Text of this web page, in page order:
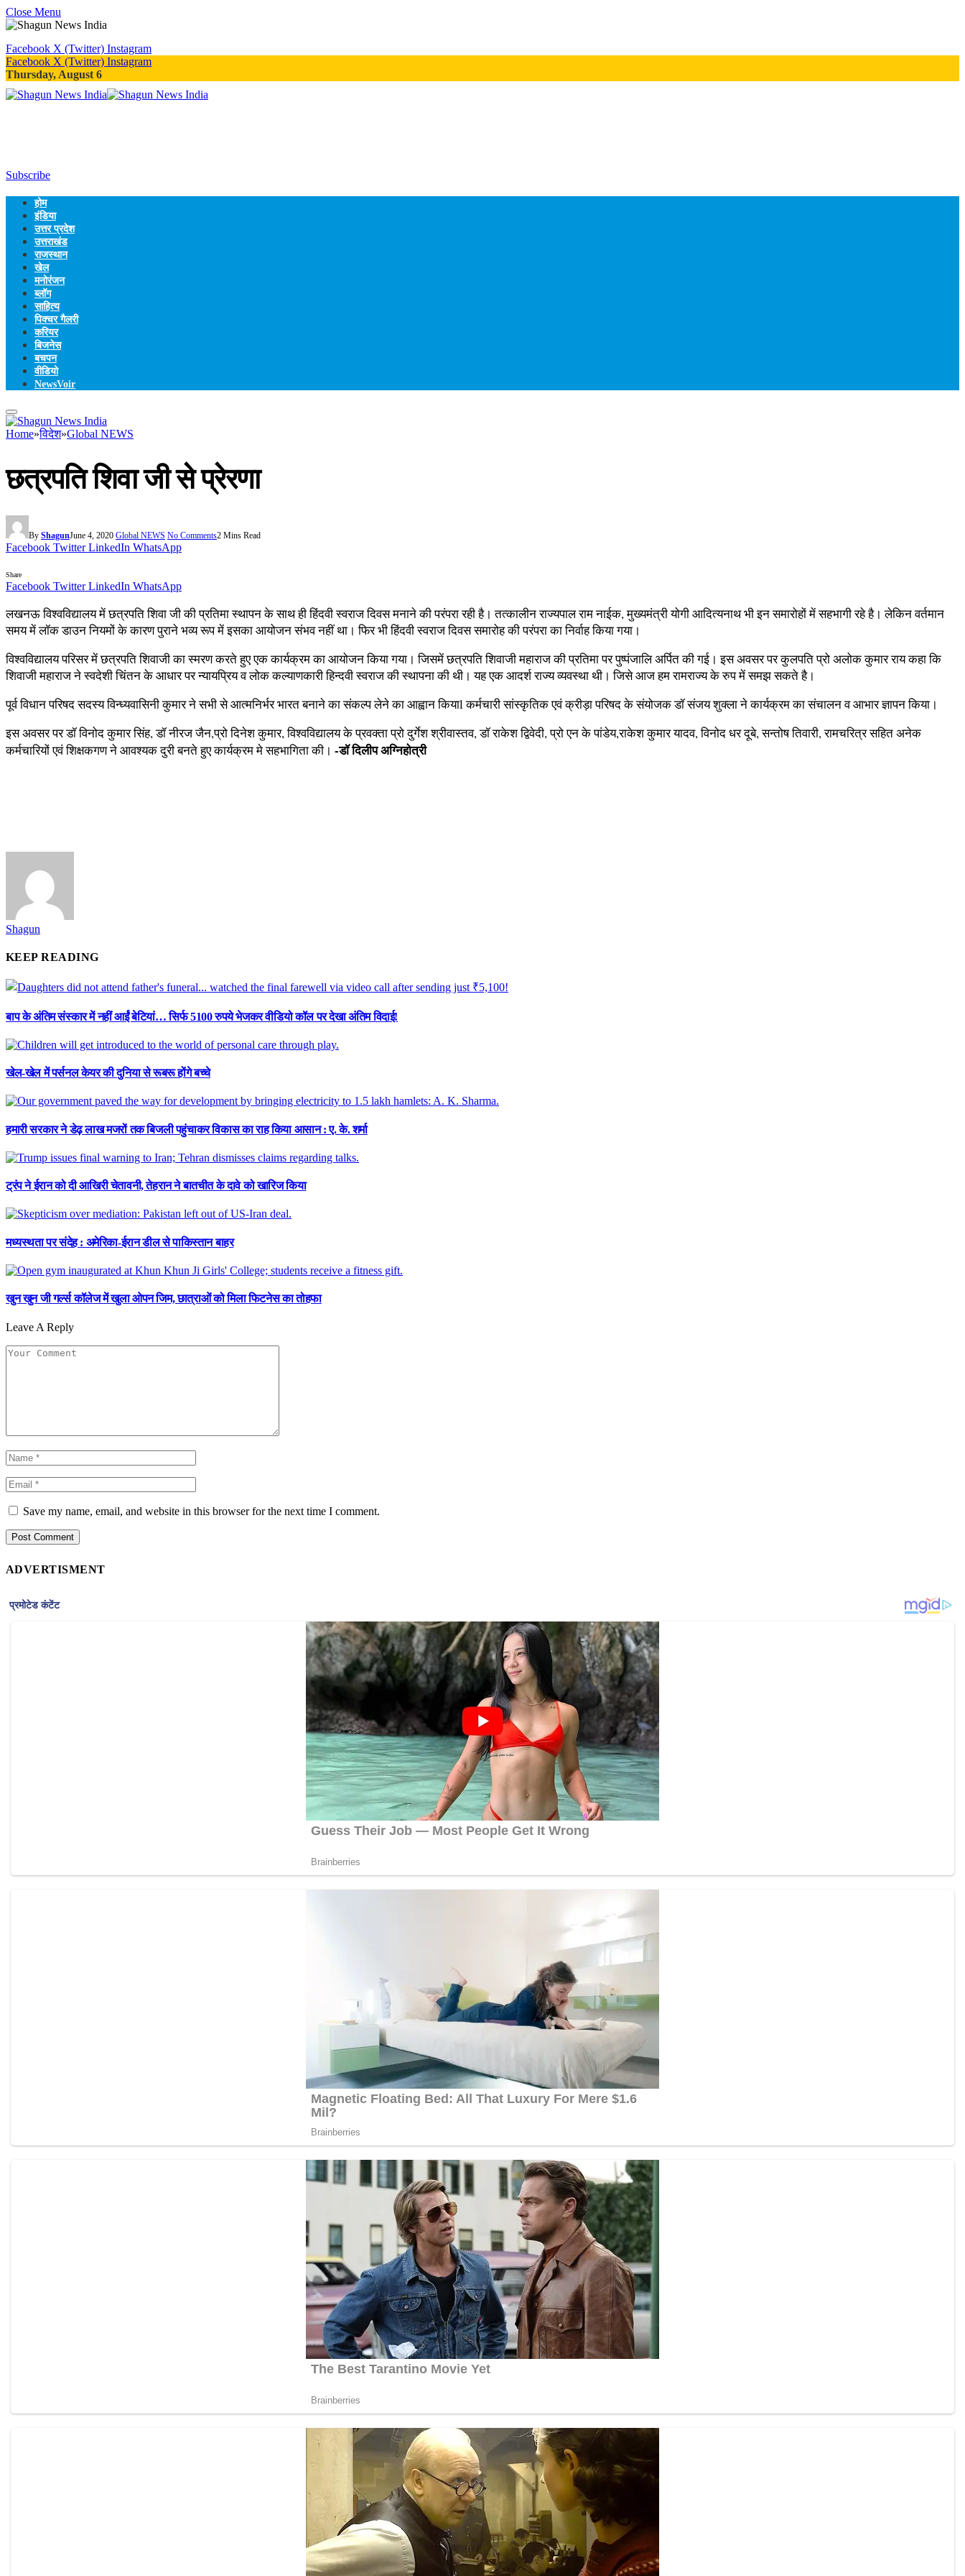
Close Menu
Facebook X (Twitter) Instagram
Facebook X (Twitter) Instagram
Thursday, August 6
Subscribe
होम
इंडिया
उत्तर प्रदेश
उत्तराखंड
राजस्थान
खेल
मनोरंजन
ब्लॉग
साहित्य
पिक्चर गैलरी
करियर
बिजनेस
बचपन
वीडियो
NewsVoir
Home»विदेश»Global NEWS
छत्रपति शिवा जी से प्रेरणा
By ShagunJune 4, 2020 Global NEWS No Comments2 Mins Read
Facebook Twitter LinkedIn WhatsApp
Share
Facebook Twitter LinkedIn WhatsApp
लखनऊ विश्वविद्यालय में छत्रपति शिवा जी की प्रतिमा स्थापन के साथ ही हिंदवी स्वराज दिवस मनाने की परंपरा रही है। तत्कालीन राज्यपाल राम नाईक, मुख्यमंत्री योगी आदित्यनाथ भी इन समारोहों में सहभागी रहे है। लेकिन वर्तमान
समय में लॉक डाउन नियमों के कारण पुराने भव्य रूप में इसका आयोजन संभव नहीं था। फिर भी हिंदवी स्वराज दिवस समारोह की परंपरा का निर्वाह किया गया।
विश्वविद्यालय परिसर में छत्रपति शिवाजी का स्मरण करते हुए एक कार्यक्रम का आयोजन किया गया। जिसमें छत्रपति शिवाजी महाराज की प्रतिमा पर पुष्पंजालि अर्पित की गई। इस अवसर पर कुलपति प्रो अलोक कुमार राय कहा कि
शिवाजी महाराज ने स्वदेशी चिंतन के आधार पर न्यायप्रिय व लोक कल्याणकारी हिन्दवी स्वराज की स्थापना की थी। यह एक आदर्श राज्य व्यवस्था थी। जिसे आज हम रामराज्य के रुप में समझ सकते है।
पूर्व विधान परिषद सदस्य विन्ध्यवासिनी कुमार ने सभी से आत्मनिर्भर भारत बनाने का संकल्प लेने का आह्वान कियाl कर्मचारी सांस्कृतिक एवं क्रीड़ा परिषद के संयोजक डॉ संजय शुक्ला ने कार्यक्रम का संचालन व आभार ज्ञापन किया।
इस अवसर पर डॉ विनोद कुमार सिंह, डॉ नीरज जैन,प्रो दिनेश कुमार, विश्वविद्यालय के प्रवक्ता प्रो दुर्गेश श्रीवास्तव, डॉ राकेश द्विवेदी, प्रो एन के पांडेय,राकेश कुमार यादव, विनोद धर दूबे, सन्तोष तिवारी, रामचरित्र सहित अनेक
कर्मचारियों एवं शिक्षकगण ने आवश्यक दुरी बनते हुए कार्यक्रम मे सहभागिता की। -डॉ दिलीप अग्निहोत्री
Shagun
KEEP READING
बाप के अंतिम संस्कार में नहीं आईं बेटियां… सिर्फ 5100 रुपये भेजकर वीडियो कॉल पर देखा अंतिम विदाई!
खेल-खेल में पर्सनल केयर की दुनिया से रूबरू होंगे बच्चे
हमारी सरकार ने डेढ़ लाख मजरों तक बिजली पहुंचाकर विकास का राह किया आसान : ए. के. शर्मा
ट्रंप ने ईरान को दी आखिरी चेतावनी, तेहरान ने बातचीत के दावे को खारिज किया
मध्यस्थता पर संदेह : अमेरिका-ईरान डील से पाकिस्तान बाहर
खुन खुन जी गर्ल्स कॉलेज में खुला ओपन जिम, छात्राओं को मिला फिटनेस का तोहफा
Leave A Reply
Save my name, email, and website in this browser for the next time I comment.
ADVERTISMENT